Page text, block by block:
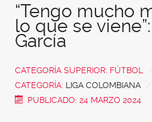
“Tengo mucho
lo que se
García
CATEGORÍA SUPERIOR: FÚTBOL
CATEGORÍA: LIGA COLOMBIANA
PUBLICADO: 24 MARZO 2024